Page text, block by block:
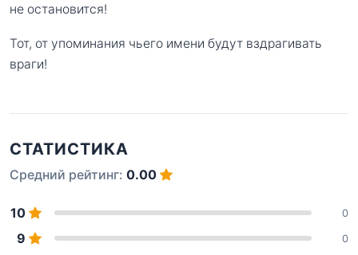
не остановится!
Тот, от упоминания чьего имени будут вздрагивать
враги!
СТАТИСТИКА
Средний рейтинг: 0.00
10 0
9 0